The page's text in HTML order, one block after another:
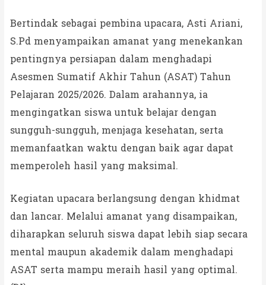
Bertindak sebagai pembina upacara, Asti Ariani,
S.Pd menyampaikan amanat yang menekankan
pentingnya persiapan dalam menghadapi
Asesmen Sumatif Akhir Tahun (ASAT) Tahun
Pelajaran 2025/2026. Dalam arahannya, ia
mengingatkan siswa untuk belajar dengan
sungguh-sungguh, menjaga kesehatan, serta
memanfaatkan waktu dengan baik agar dapat
memperoleh hasil yang maksimal.
Kegiatan upacara berlangsung dengan khidmat
dan lancar. Melalui amanat yang disampaikan,
diharapkan seluruh siswa dapat lebih siap secara
mental maupun akademik dalam menghadapi
ASAT serta mampu meraih hasil yang optimal.